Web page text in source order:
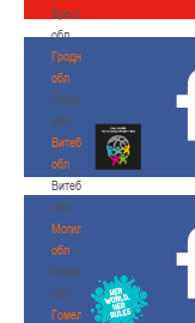
Брестская
обл
Гродненская
обл
Гродненская
обл
Витебская
обл
Витебская
обл
Могилевская
обл
Могилевская
обл
Гомельская